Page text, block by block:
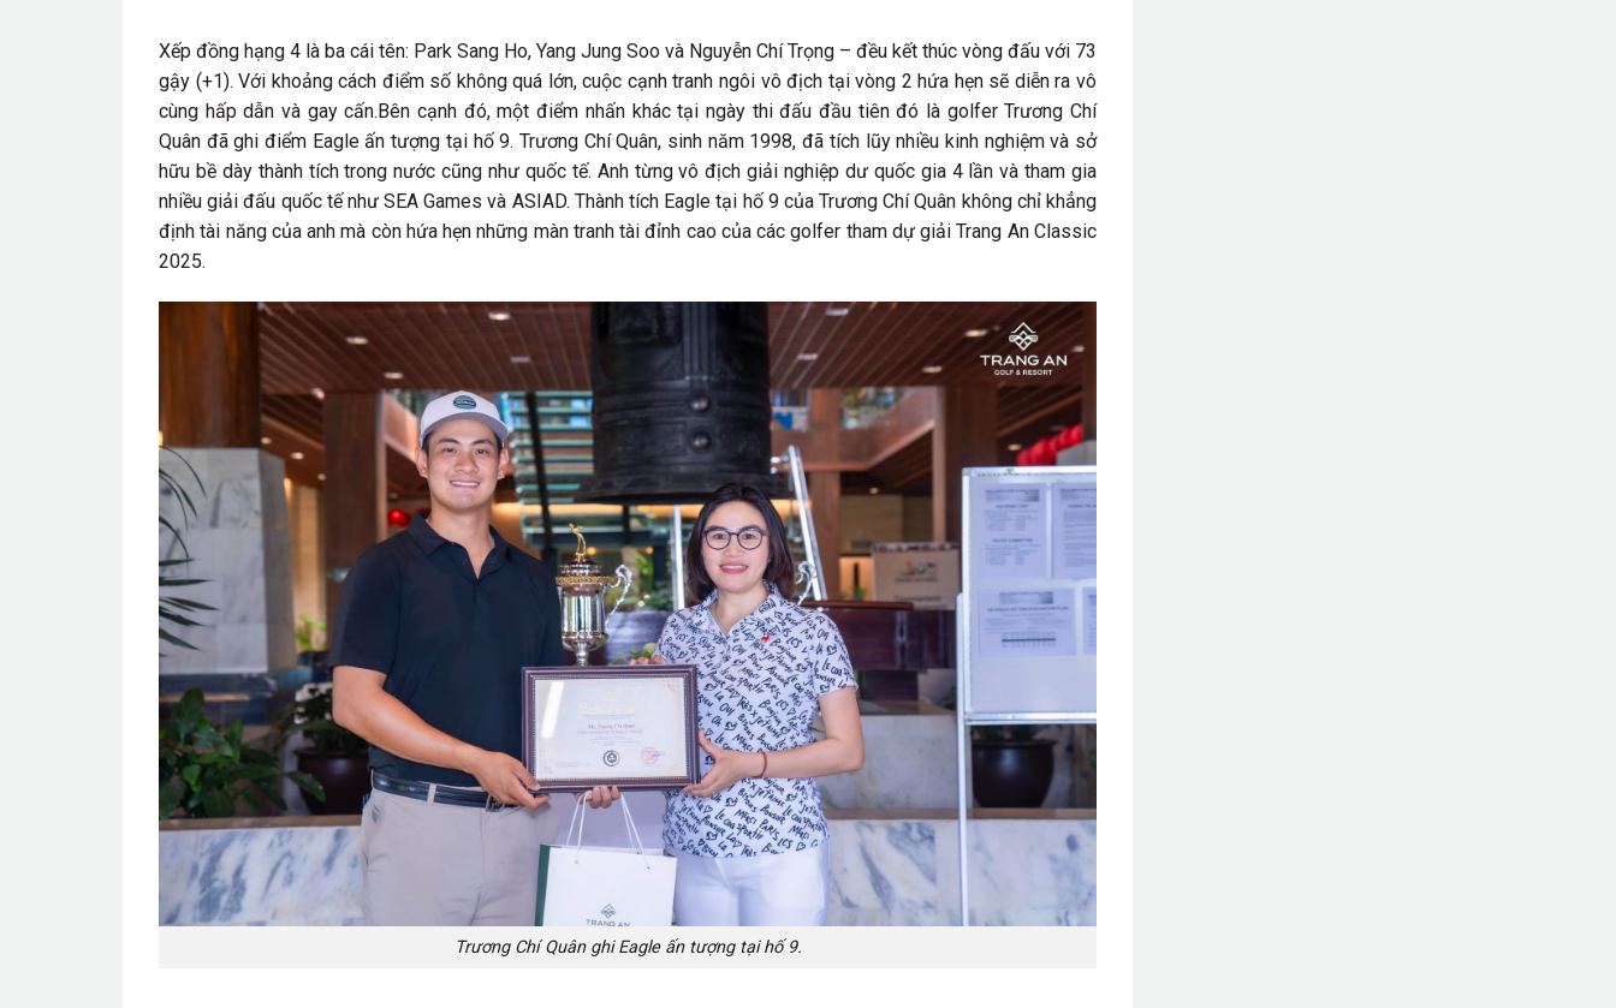
Xếp đồng hạng 4 là ba cái tên: Park Sang Ho, Yang Jung Soo và Nguyễn Chí Trọng – đều kết thúc vòng đấu với 73
gậy (+1). Với khoảng cách điểm số không quá lớn, cuộc cạnh tranh ngôi vô địch tại vòng 2 hứa hẹn sẽ diễn ra vô
cùng hấp dẫn và gay cấn.Bên cạnh đó, một điểm nhấn khác tại ngày thi đấu đầu tiên đó là golfer Trương Chí
Quân đã ghi điểm Eagle ấn tượng tại hố 9. Trương Chí Quân, sinh năm 1998, đã tích lũy nhiều kinh nghiệm và sở
hữu bề dày thành tích trong nước cũng như quốc tế. Anh từng vô địch giải nghiệp dư quốc gia 4 lần và tham gia
nhiều giải đấu quốc tế như SEA Games và ASIAD. Thành tích Eagle tại hố 9 của Trương Chí Quân không chỉ khẳng
định tài năng của anh mà còn hứa hẹn những màn tranh tài đỉnh cao của các golfer tham dự giải Trang An Classic
2025.
Trương Chí Quân ghi Eagle ấn tượng tại hố 9.